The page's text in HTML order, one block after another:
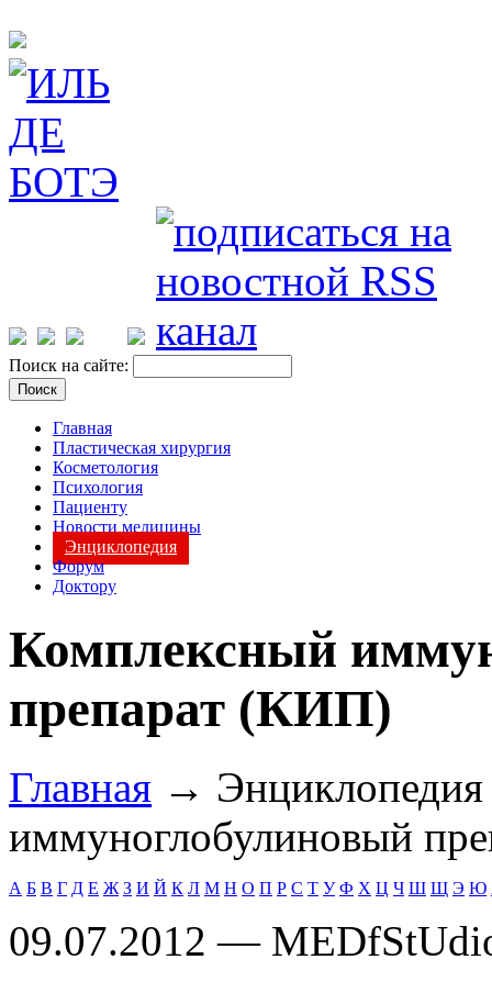
Поиск на сайте:
Главная
Пластическая хирургия
Косметология
Психология
Пациенту
Новости медицины
Энциклопедия
Форум
Доктору
Комплексный
препарат (КИП)
Главная →
иммуноглобулиновый
А Б В Г Д Е Ж З И Й К Л М Н О П Р С Т У Ф Х Ц Ч Ш Щ Э Ю
09.07.2012 —